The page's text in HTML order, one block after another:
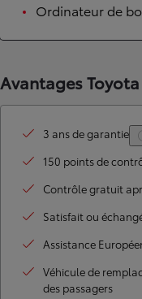
Ordinateur de
Avantages Toyota
3 ans de garantie
150 points de
Contrôle gratuit
Satisfait ou
Assistance
Véhicule de
des passagers